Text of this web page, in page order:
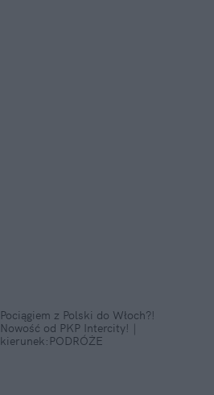
Pociągiem z Polski do Włoch?!
Nowość od PKP Intercity! |
kierunek:PODRÓŻE